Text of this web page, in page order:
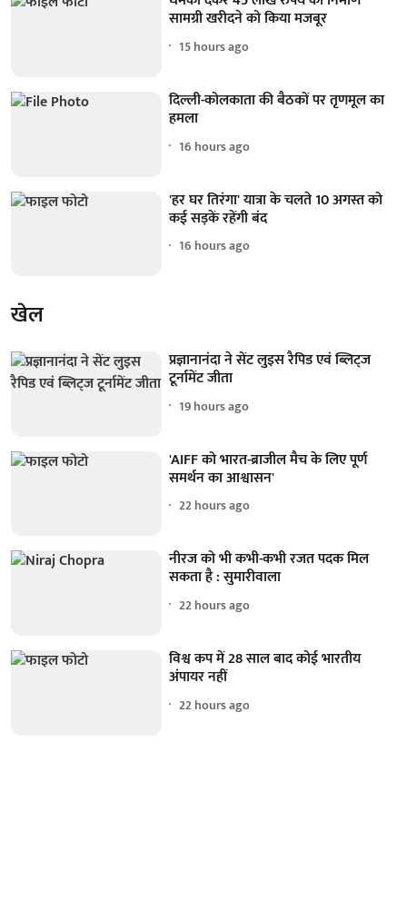
सामग्री खरीदने को किया मजबूर
15 hours ago
दिल्ली-कोलकाता की बैठकों पर तृणमूल का
हमला
16 hours ago
'हर घर तिरंगा' यात्रा के चलते 10 अगस्त को
कई सड़कें रहेंगी बंद
16 hours ago
खेल
प्रज्ञानानंदा ने सेंट लुइस रैपिड एवं ब्लिट्ज
टूर्नामेंट जीता
19 hours ago
'AIFF को भारत-ब्राजील मैच के लिए पूर्ण
समर्थन का आश्वासन'
22 hours ago
नीरज को भी कभी-कभी रजत पदक मिल
सकता है : सुमारीवाला
22 hours ago
विश्व कप में 28 साल बाद कोई भारतीय
अंपायर नहीं
22 hours ago